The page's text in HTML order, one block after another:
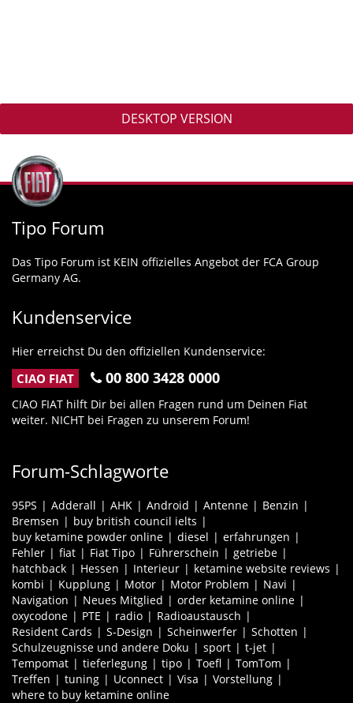
DESKTOP VERSION
Tipo Forum
Das Tipo Forum ist KEIN offizielles Angebot der FCA Group
Germany AG.
Kundenservice
Hier erreichst Du den offiziellen Kundenservice:
CIAO FIAT 00 800 3428 0000
CIAO FIAT hilft Dir bei allen Fragen rund um Deinen Fiat
weiter. NICHT bei Fragen zu unserem Forum!
Forum-Schlagworte
95PS Adderall AHK Android Antenne
Benzin
Bremsen
buy british council ielts
buy ketamine powder online
diesel
erfahrungen
Fehler
fiat Fiat Tipo Führerschein
getriebe
hatchback
Hessen Interieur
ketamine website reviews
kombi
Kupplung Motor Motor Problem
Navi
Navigation
Neues Mitglied
order ketamine online
oxycodone
PTE radio
Radioaustausch
Resident Cards
S-Design Scheinwerfer
Schotten
Schulzeugnisse und andere Doku
sport
t-jet
Tempomat
tieferlegung tipo Toefl
TomTom
Treffen
tuning Uconnect Visa
Vorstellung
where to buy ketamine online